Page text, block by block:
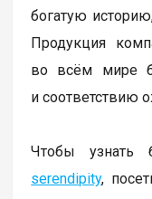
богатую
Продукция
во всём мире
и соответствию
Чтобы узнать
serendipity,